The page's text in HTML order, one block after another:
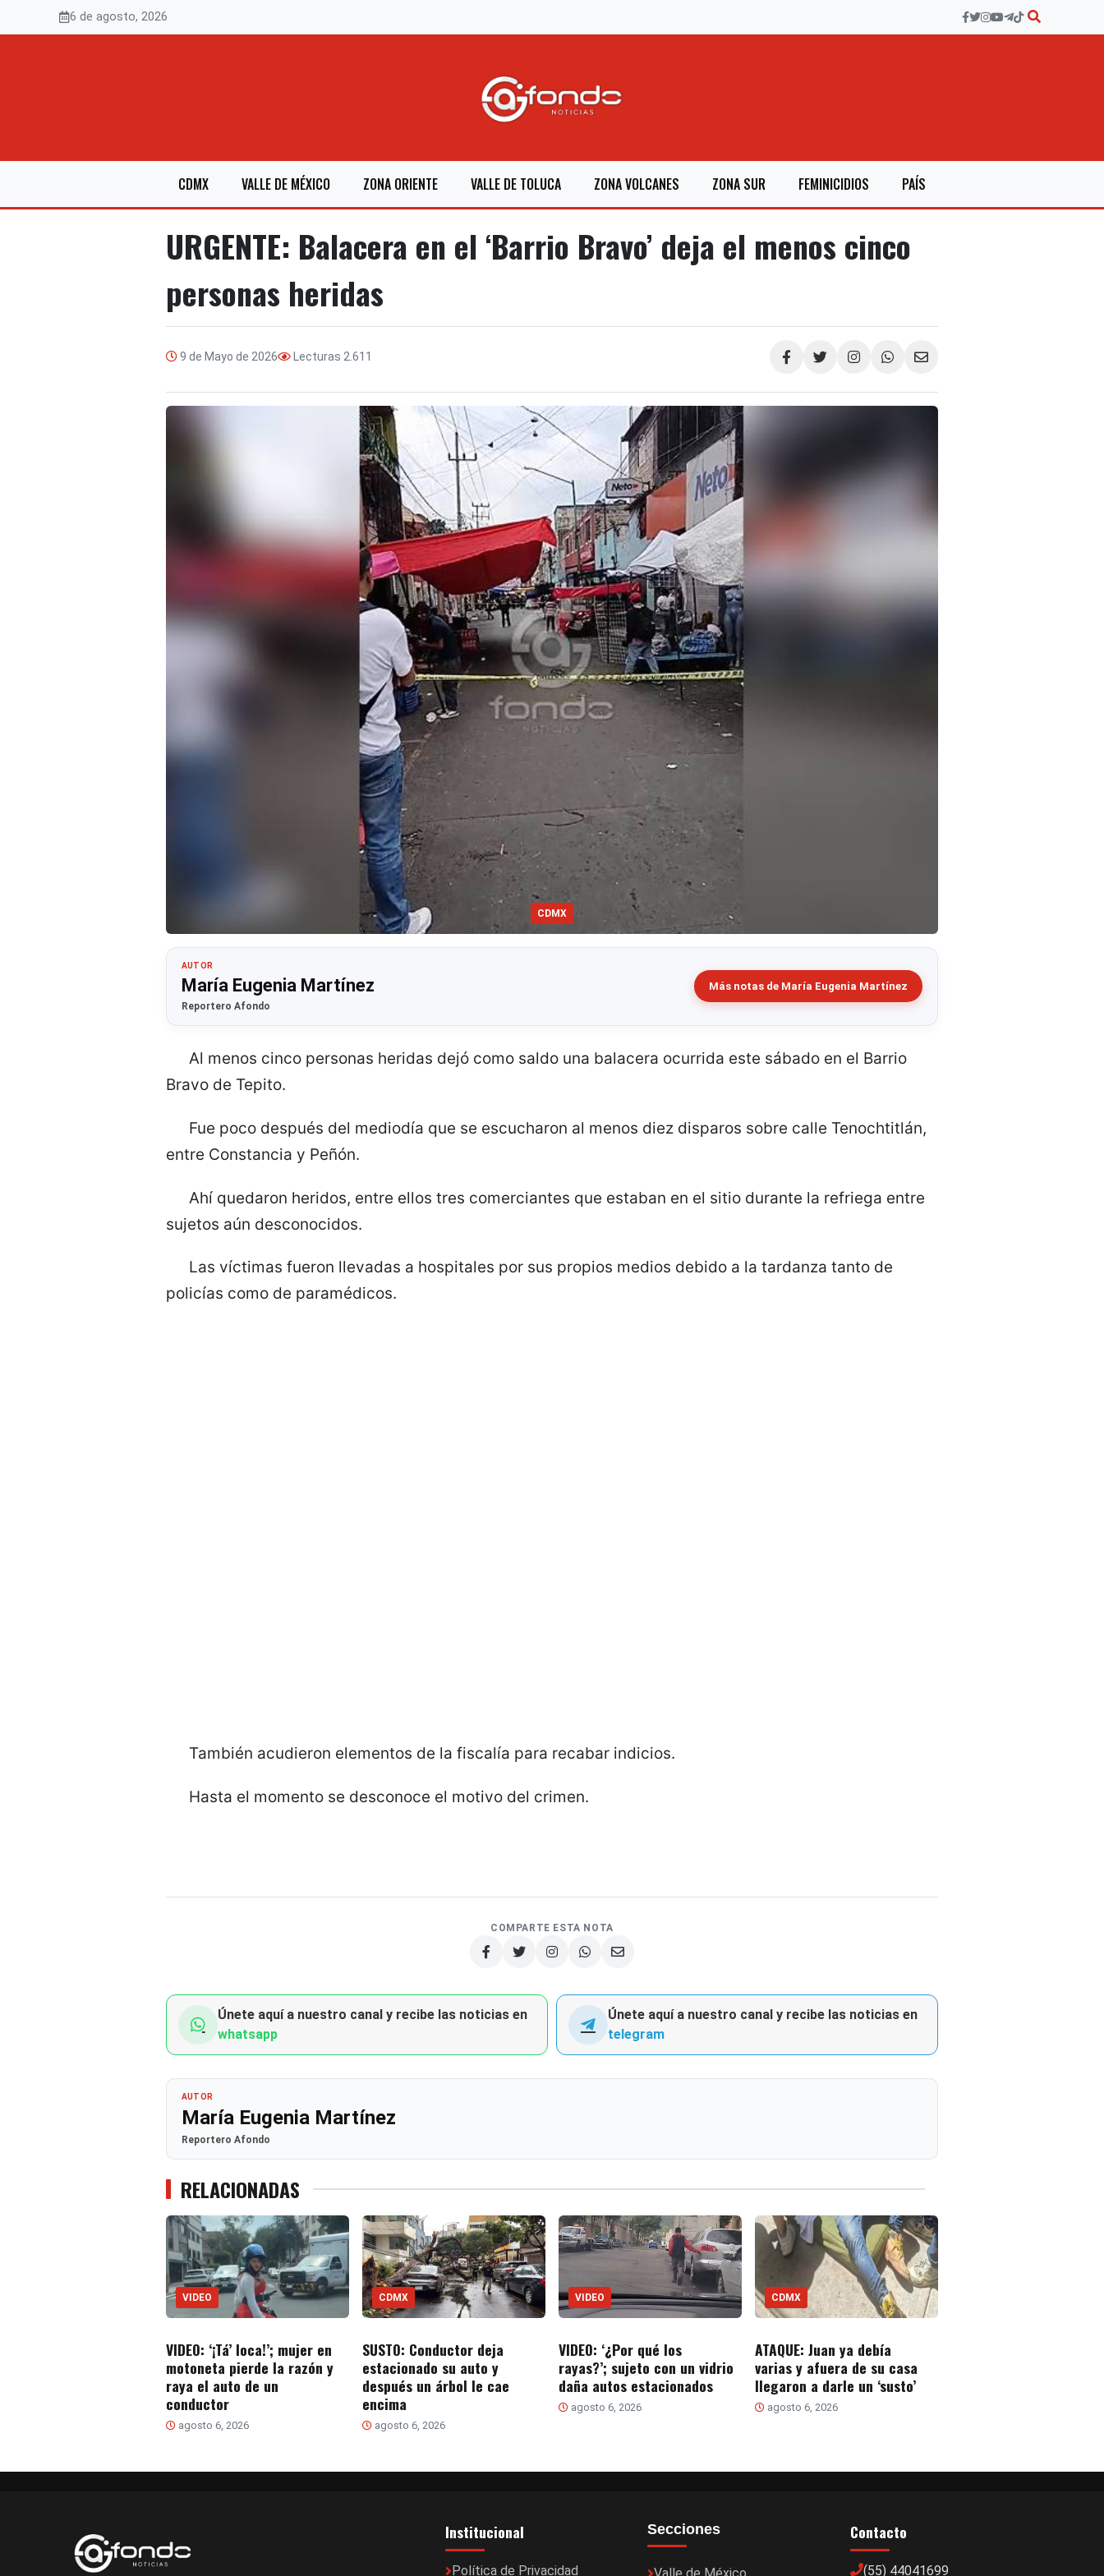
6 de agosto, 2026
CDMX VALLE DE MÉXICO ZONA ORIENTE VALLE DE TOLUCA ZONA VOLCANES ZONA SUR FEMINICIDIOS PAÍS
URGENTE: Balacera en el ‘Barrio Bravo’ deja el menos cinco
personas heridas
9 de Mayo de 2026 Lecturas 2.611
Compartir
CDMX
AUTOR
María Eugenia Martínez
Reportero Afondo
Más notas de María Eugenia Martínez
Al menos cinco personas heridas dejó como saldo una balacera ocurrida este sábado en el Barrio
Bravo de Tepito.
Fue poco después del mediodía que se escucharon al menos diez disparos sobre calle Tenochtitlán,
entre Constancia y Peñón.
Ahí quedaron heridos, entre ellos tres comerciantes que estaban en el sitio durante la refriega entre
sujetos aún desconocidos.
Las víctimas fueron llevadas a hospitales por sus propios medios debido a la tardanza tanto de
policías como de paramédicos.
También acudieron elementos de la fiscalía para recabar indicios.
Hasta el momento se desconoce el motivo del crimen.
COMPARTE ESTA NOTA
Únete aquí a nuestro canal y recibe las noticias en
whatsapp
Únete aquí a nuestro canal y recibe las noticias en
telegram
AUTOR
María Eugenia Martínez
Reportero Afondo
RELACIONADAS
VIDEO
VIDEO: ‘¡Tá’ loca!’; mujer en
motoneta pierde la razón y
raya el auto de un
conductor
agosto 6, 2026
CDMX
SUSTO: Conductor deja
estacionado su auto y
después un árbol le cae
encima
agosto 6, 2026
VIDEO
VIDEO: ‘¿Por qué los
rayas?’; sujeto con un vidrio
daña autos estacionados
agosto 6, 2026
CDMX
ATAQUE: Juan ya debía
varias y afuera de su casa
llegaron a darle un ‘susto’
agosto 6, 2026
Institucional
Política de Privacidad
Secciones Contacto
(55) 44041699